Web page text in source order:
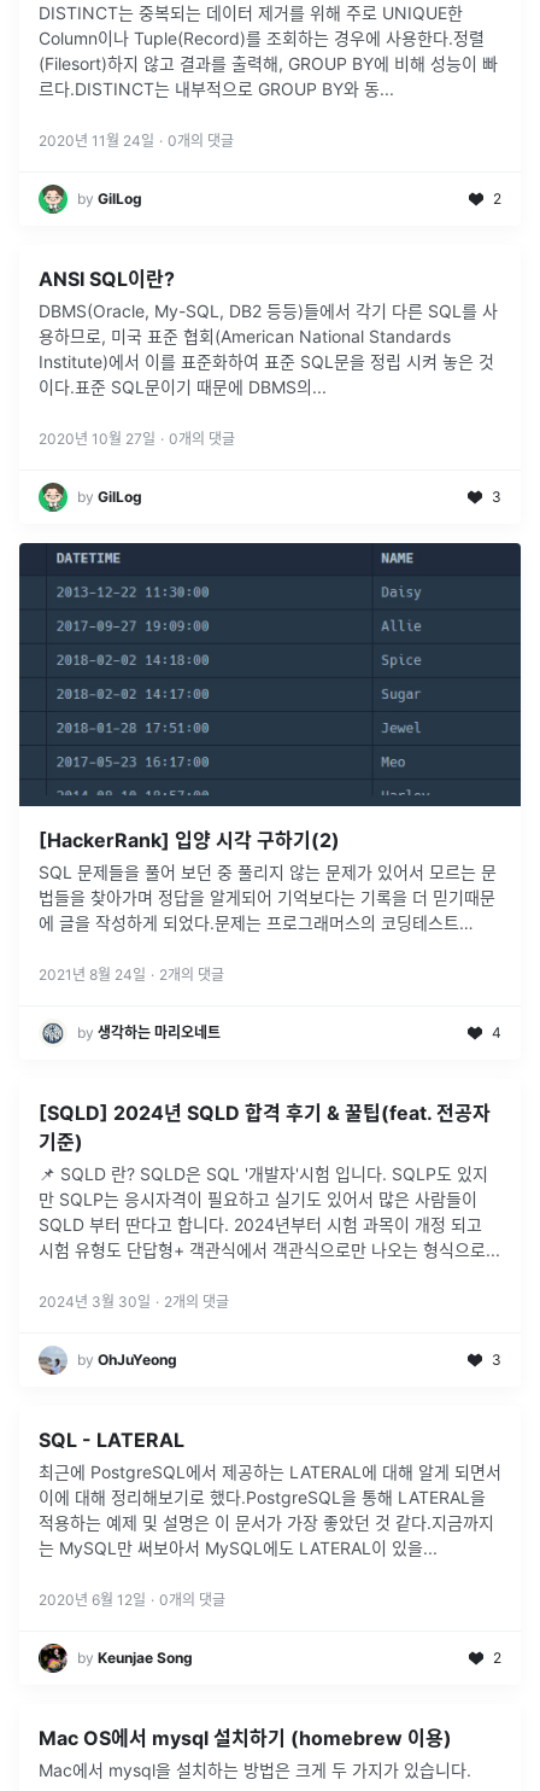
DISTINCT는 중복되는 데이터 제거를 위해 주로 UNIQUE한
Column이나 Tuple(Record)를 조회하는 경우에 사용한다.정렬
(Filesort)하지 않고 결과를 출력해, GROUP BY에 비해 성능이 빠
르다.DISTINCT는 내부적으로 GROUP BY와 동...
2020년 11월 24일 · 0개의 댓글
by GilLog 2
ANSI SQL이란?
DBMS(Oracle, My-SQL, DB2 등등)들에서 각기 다른 SQL를 사
용하므로, 미국 표준 협회(American National Standards
Institute)에서 이를 표준화하여 표준 SQL문을 정립 시켜 놓은 것
이다.표준 SQL문이기 때문에 DBMS의...
2020년 10월 27일 · 0개의 댓글
by GilLog 3
[HackerRank] 입양 시각 구하기(2)
SQL 문제들을 풀어 보던 중 풀리지 않는 문제가 있어서 모르는 문
법들을 찾아가며 정답을 알게되어 기억보다는 기록을 더 믿기때문
에 글을 작성하게 되었다.문제는 프로그래머스의 코딩테스트
출력한 사진으로 동물...
2021년 8월 24일 · 2개의 댓글
by 생각하는 마리오네트 4
[SQLD] 2024년 SQLD 합격 후기 & 꿀팁(feat. 전공자
기준)
📌 SQLD 란? SQLD은 SQL '개발자'시험 입니다. SQLP도 있지
만 SQLP는 응시자격이 필요하고 실기도 있어서 많은 사람들이
SQLD 부터 딴다고 합니다. 2024년부터 시험 과목이 개정 되고
시험 유형도 단답형+ 객관식에서 객관식으로만 나오는 형식으로...
2024년 3월 30일 · 2개의 댓글
by OhJuYeong 3
SQL - LATERAL
최근에 PostgreSQL에서 제공하는 LATERAL에 대해 알게 되면서
이에 대해 정리해보기로 했다.PostgreSQL을 통해 LATERAL을
적용하는 예제 및 설명은 이 문서가 가장 좋았던 것 같다.지금까지
는 MySQL만 써보아서 MySQL에도 LATERAL이 있을...
2020년 6월 12일 · 0개의 댓글
by Keunjae Song 2
Mac OS에서 mysql 설치하기 (homebrew 이용)
Mac에서 mysql을 설치하는 방법은 크게 두 가지가 있습니다.